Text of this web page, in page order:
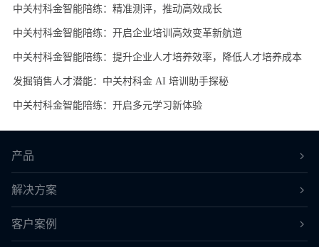
中关村科金智能陪练：精准测评，推动高效成长
中关村科金智能陪练：开启企业培训高效变革新航道
中关村科金智能陪练：提升企业人才培养效率，降低人才培养成本
发掘销售人才潜能：中关村科金 AI 培训助手探秘
中关村科金智能陪练：开启多元学习新体验
产品
解决方案
客户案例